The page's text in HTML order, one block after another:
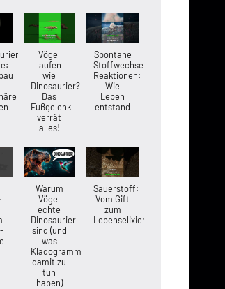
Vögel
laufen
wie
Dinosaurier?
Das
Fußgelenk
verrät
alles!
Spontane
Stoffwechsel-
Reaktionen:
Wie
Leben
entstand
Warum
Vögel
echte
Dinosaurier
sind (und
was
Kladogramme
damit zu
tun
haben)
Sauerstoff:
Vom Gift
zum
Lebenselixier